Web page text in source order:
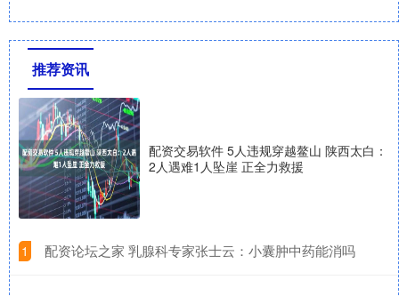
推荐资讯
配资交易软件 5人违规穿越鳌山 陕西太白：
2人遇难1人坠崖 正全力救援
1 ​配资论坛之家 乳腺科专家张士云：小囊肿中药能消吗